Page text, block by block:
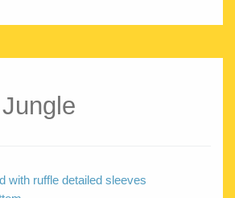
with ruffle detailed sleeves